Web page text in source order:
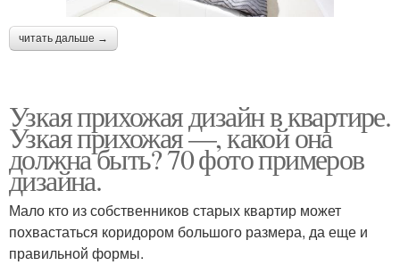
читать дальше →
Узкая прихожая дизайн в квартире.
Узкая прихожая —, какой она
должна быть? 70 фото примеров
дизайна.
Мало кто из собственников старых квартир может
похвастаться коридором большого размера, да еще и
правильной формы.